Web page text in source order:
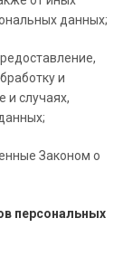
данных;
и
и случаях,
Законом о
персональных